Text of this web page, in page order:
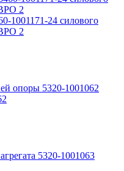
1001171-24 силового
2